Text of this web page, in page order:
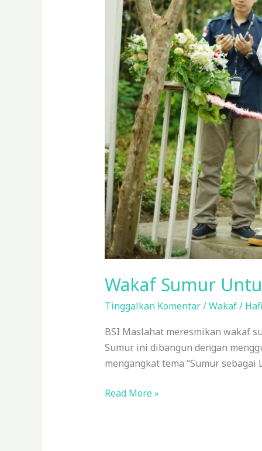
Wakaf Sumur
Tinggalkan Komentar/Wakaf/
BSI Maslahat meresmikan wakaf
Sumur ini dibangun dengan
mengangkat tema “Sumur sebagai
Maslahat
Read More »